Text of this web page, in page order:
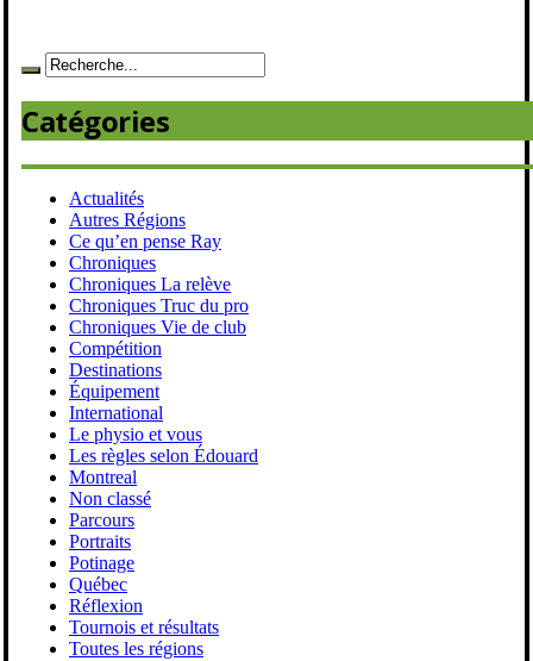
Catégories
Actualités
Autres Régions
Ce qu’en pense Ray
Chroniques
Chroniques La relève
Chroniques Truc du pro
Chroniques Vie de club
Compétition
Destinations
Équipement
International
Le physio et vous
Les règles selon Édouard
Montreal
Non classé
Parcours
Portraits
Potinage
Québec
Réflexion
Tournois et résultats
Toutes les régions